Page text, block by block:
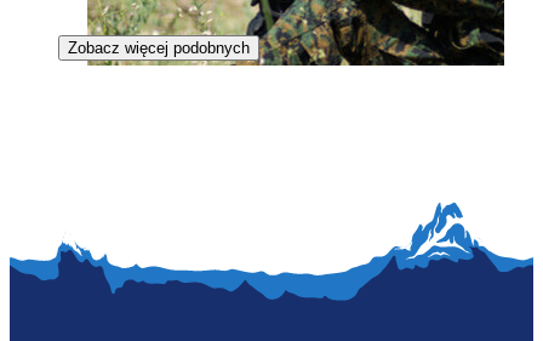
Zobacz więcej podobnych